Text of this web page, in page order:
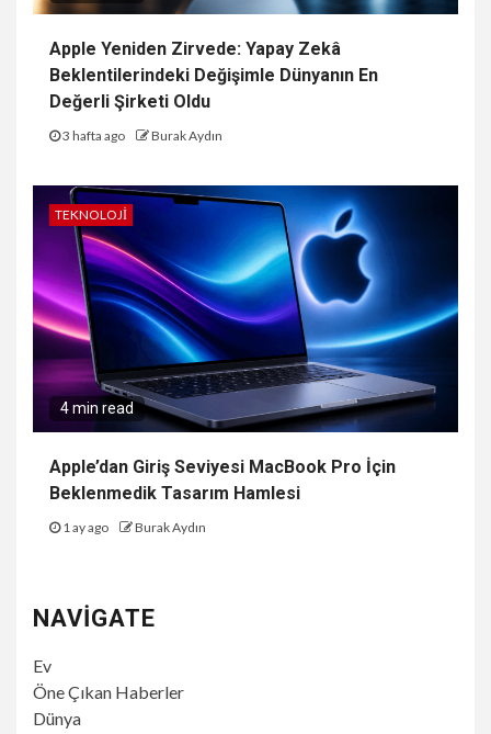
Apple Yeniden Zirvede: Yapay Zekâ
Beklentilerindeki Değişimle Dünyanın En
Değerli Şirketi Oldu
3 hafta ago Burak Aydın
TEKNOLOJI
4 min read
Apple’dan Giriş Seviyesi MacBook Pro İçin
Beklenmedik Tasarım Hamlesi
1 ay ago Burak Aydın
NAVIGATE
Ev
Öne Çıkan Haberler
Dünya